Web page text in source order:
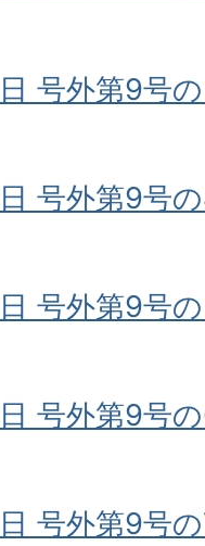
号外第9号
号外第9号
号外第9号
号外第9号
号外第9号